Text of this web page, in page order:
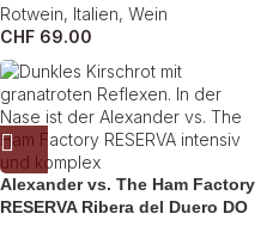
Rotwein, Italien, Wein
CHF 69.00
Alexander vs. The Ham Factory
RESERVA Ribera del Duero DO